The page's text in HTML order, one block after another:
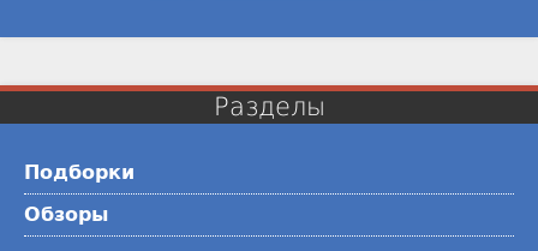
Разделы
Подборки
Обзоры